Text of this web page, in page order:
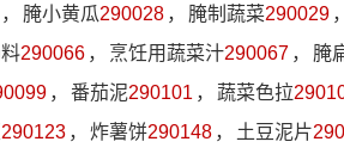
， 腌小黄瓜290028 ， 腌制蔬菜290029 ，
290066 ， 烹饪用蔬菜汁290067 ， 腌
， 番茄泥290101 ， 蔬菜色拉
290123 ， 炸薯饼290148 ， 土豆泥片